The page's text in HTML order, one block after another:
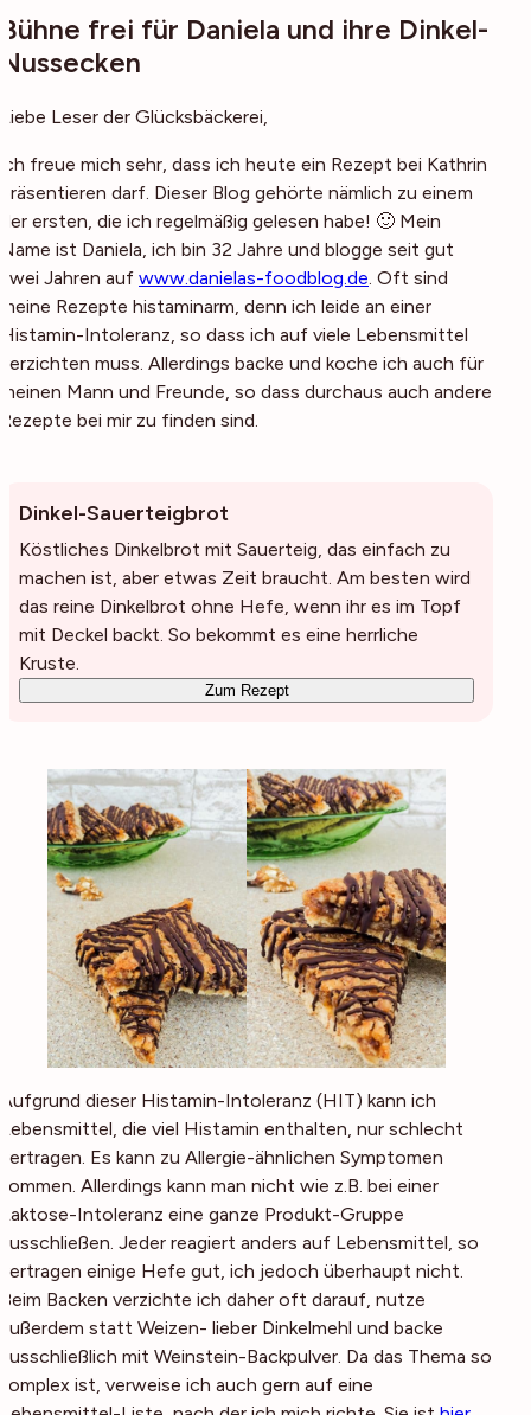
Bühne frei für Daniela und ihre Dinkel-
Nussecken
Liebe Leser der Glücksbäckerei,
ich freue mich sehr, dass ich heute ein Rezept bei Kathrin
präsentieren darf. Dieser Blog gehörte nämlich zu einem
der ersten, die ich regelmäßig gelesen habe! 🙂 Mein
Name ist Daniela, ich bin 32 Jahre und blogge seit gut
zwei Jahren auf www.danielas-foodblog.de. Oft sind
meine Rezepte histaminarm, denn ich leide an einer
Histamin-Intoleranz, so dass ich auf viele Lebensmittel
verzichten muss. Allerdings backe und koche ich auch für
meinen Mann und Freunde, so dass durchaus auch andere
Rezepte bei mir zu finden sind.
Dinkel-Sauerteigbrot
Köstliches Dinkelbrot mit Sauerteig, das einfach zu
machen ist, aber etwas Zeit braucht. Am besten wird
das reine Dinkelbrot ohne Hefe, wenn ihr es im Topf
mit Deckel backt. So bekommt es eine herrliche
Kruste.
Zum Rezept
Aufgrund dieser Histamin-Intoleranz (HIT) kann ich
Lebensmittel, die viel Histamin enthalten, nur schlecht
vertragen. Es kann zu Allergie-ähnlichen Symptomen
kommen. Allerdings kann man nicht wie z.B. bei einer
Laktose-Intoleranz eine ganze Produkt-Gruppe
ausschließen. Jeder reagiert anders auf Lebensmittel, so
vertragen einige Hefe gut, ich jedoch überhaupt nicht.
Beim Backen verzichte ich daher oft darauf, nutze
außerdem statt Weizen- lieber Dinkelmehl und backe
ausschließlich mit Weinstein-Backpulver. Da das Thema so
komplex ist, verweise ich auch gern auf eine